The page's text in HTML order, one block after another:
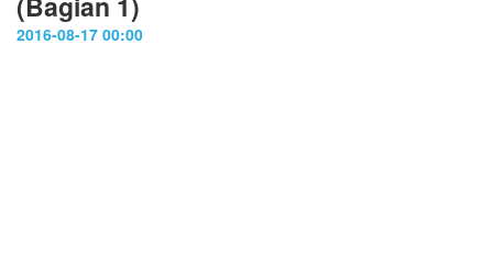
2016-08-17 00:00